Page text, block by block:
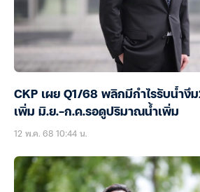
CKP เผย Q1/68 พลิกมีกำไรรับน้ำงึม
เพิ่ม มิ.ย.-ก.ค.รอดูปริมาณน้ำเพิ่ม
12 พ.ค. 68 10:44 น.